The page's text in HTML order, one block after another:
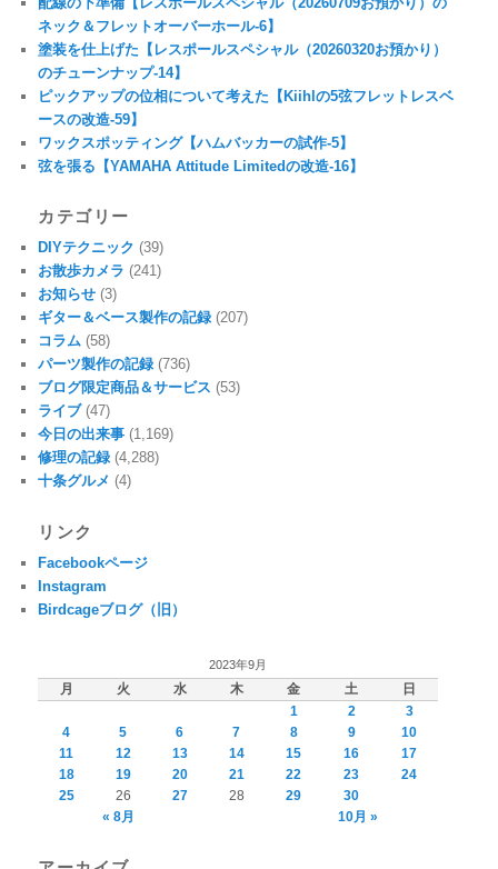
ネック＆フレットオーバーホール-6】
塗装を仕上げた【レスポールスペシャル（20260320お預かり）
のチューンナップ-14】
ピックアップの位相について考えた【Kiihlの5弦フレットレスベ
ースの改造-59】
ワックスポッティング【ハムバッカーの試作-5】
弦を張る【YAMAHA Attitude Limitedの改造-16】
カテゴリー
DIYテクニック (39)
お散歩カメラ (241)
お知らせ (3)
ギター＆ベース製作の記録 (207)
コラム (58)
パーツ製作の記録 (736)
ブログ限定商品＆サービス (53)
ライブ(47)
今日の出来事 (1,169)
修理の記録 (4,288)
十条グルメ (4)
リンク
Facebookページ
Instagram
Birdcageブログ（旧）
2023年9月
月 火 水 木 金 土
日
1
2
3
4
5 6 7 8 9
10
11
12 13 14 15 16
17
18
19 20 21 22 23
24
25
26 27 28 29
30
« 8月
10月 »